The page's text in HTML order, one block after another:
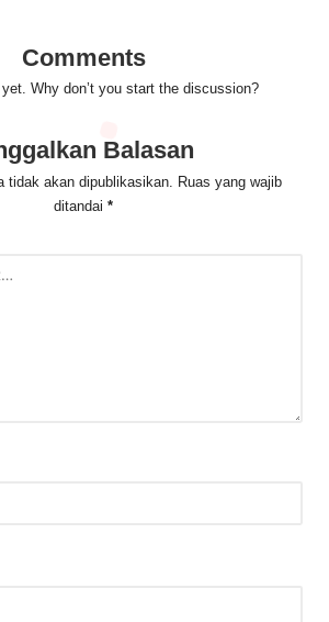
Comments
Why don’t you start the discussion?
Balasan
tidak akan dipublikasikan. Ruas yang wajib
ditandai *